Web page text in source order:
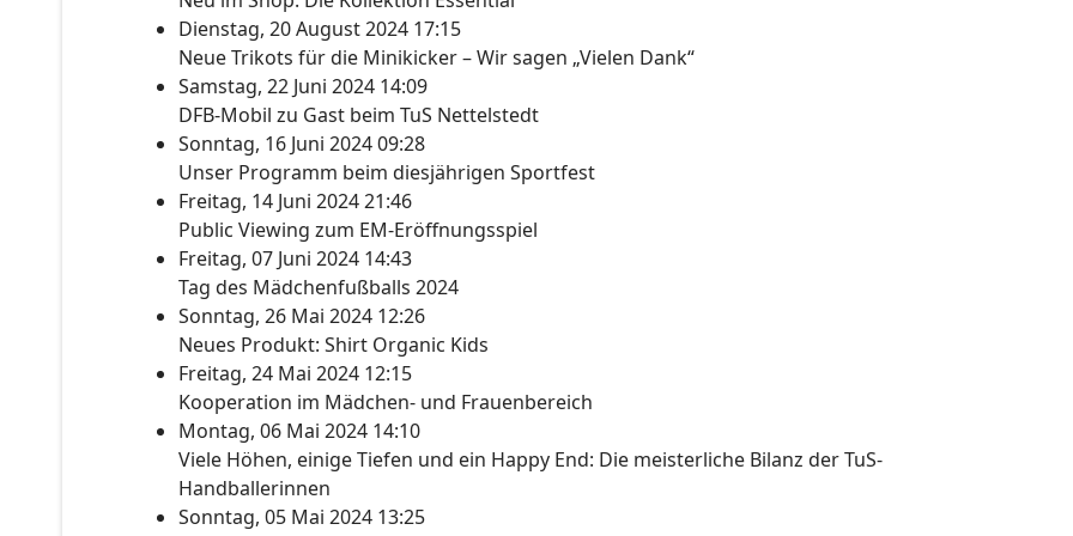
Dienstag, 20 August 2024 17:15
Neue Trikots für die Minikicker – Wir sagen „Vielen Dank“
Samstag, 22 Juni 2024 14:09
DFB-Mobil zu Gast beim TuS Nettelstedt
Sonntag, 16 Juni 2024 09:28
Unser Programm beim diesjährigen Sportfest
Freitag, 14 Juni 2024 21:46
Public Viewing zum EM-Eröffnungsspiel
Freitag, 07 Juni 2024 14:43
Tag des Mädchenfußballs 2024
Sonntag, 26 Mai 2024 12:26
Neues Produkt: Shirt Organic Kids
Freitag, 24 Mai 2024 12:15
Kooperation im Mädchen- und Frauenbereich
Montag, 06 Mai 2024 14:10
Viele Höhen, einige Tiefen und ein Happy End: Die meisterliche Bilanz der TuS-
Handballerinnen
Sonntag, 05 Mai 2024 13:25